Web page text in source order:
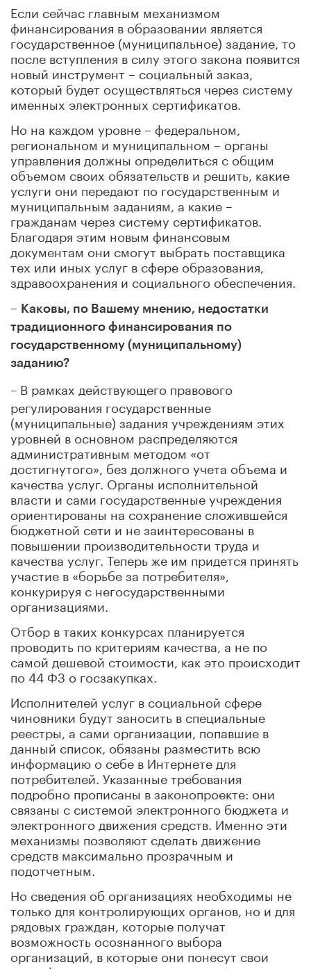
Если сейчас главным механизмом
финансирования в образовании является
государственное (муниципальное) задание, то
после вступления в силу этого закона появится
новый инструмент – социальный заказ,
который будет осуществляться через систему
именных электронных сертификатов.
Но на каждом уровне – федеральном,
региональном и муниципальном – органы
управления должны определиться с общим
объемом своих обязательств и решить, какие
услуги они передают по государственным и
муниципальным заданиям, а какие –
гражданам через систему сертификатов.
Благодаря этим новым финансовым
документам они смогут выбрать поставщика
тех или иных услуг в сфере образования,
здравоохранения и социального обеспечения.
– Каковы, по Вашему мнению, недостатки
традиционного финансирования по
государственному (муниципальному)
заданию?
– В рамках действующего правового
регулирования государственные
(муниципальные) задания учреждениям этих
уровней в основном распределяются
административным методом «от
достигнутого», без должного учета объема и
качества услуг. Органы исполнительной
власти и сами государственные учреждения
ориентированы на сохранение сложившейся
бюджетной сети и не заинтересованы в
повышении производительности труда и
качества услуг. Теперь же им придется принять
участие в «борьбе за потребителя»,
конкурируя с негосударственными
организациями.
Отбор в таких конкурсах планируется
проводить по критериям качества, а не по
самой дешевой стоимости, как это происходит
по 44 ФЗ о госзакупках.
Исполнителей услуг в социальной сфере
чиновники будут заносить в специальные
реестры, а сами организации, попавшие в
данный список, обязаны разместить всю
информацию о себе в Интернете для
потребителей. Указанные требования
подробно прописаны в законопроекте: они
связаны с системой электронного бюджета и
электронного движения средств. Именно эти
механизмы позволяют сделать движение
средств максимально прозрачным и
подотчетным.
Но сведения об организациях необходимы не
только для контролирующих органов, но и для
рядовых граждан, которые получат
возможность осознанного выбора
организаций, в которые они понесут свои